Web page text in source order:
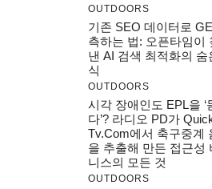
OUTDOORS
기존 SEO 데이터로
측하는 법: 오픈타임이
낸 AI 검색 최적화의 숨
식
OUTDOORS
시각 장애인도 EPL을 ‘
다’? 라디오 PD가
Tv.com에서 축구중계
을 추출해 만든 접근성
니스의 모든 것
OUTDOORS